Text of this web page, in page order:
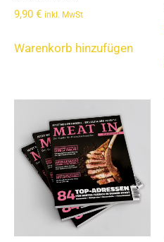
9,90 € inkl. MwSt
Warenkorb hinzufügen